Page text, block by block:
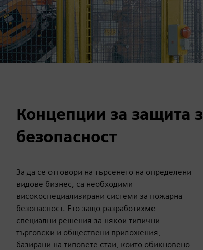
Концепции за защита
безопасност
За да се отговори на търсенето на определени
видове бизнес, са необходими
високоспециализирани системи за пожарна
безопасност. Ето защо разработихме
специални решения за някои типични
търговски и обществени приложения,
базирани на типовете стаи, които обикновено